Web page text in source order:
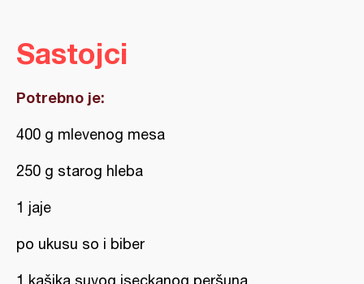
Sastojci
Potrebno je:
400 g mlevenog mesa
250 g starog hleba
1 jaje
po ukusu so i biber
1 kašika suvog iseckanog peršuna